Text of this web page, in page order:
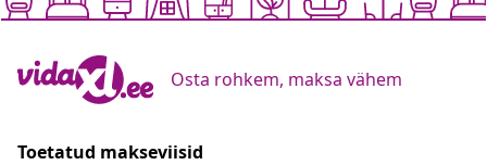
Osta rohkem, maksa vähem
Toetatud makseviisid